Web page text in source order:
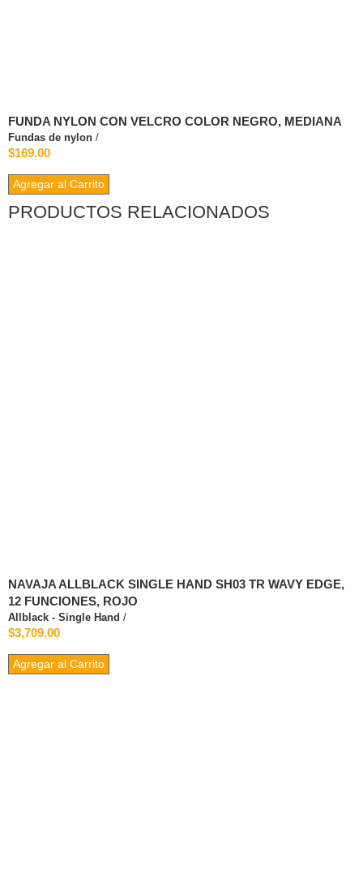
FUNDA NYLON CON VELCRO COLOR NEGRO, MEDIANA
Fundas de nylon /
$169.00
Agregar al Carrito
PRODUCTOS RELACIONADOS
NAVAJA ALLBLACK SINGLE HAND SH03 TR WAVY EDGE,
12 FUNCIONES, ROJO
Allblack - Single Hand /
$3,709.00
Agregar al Carrito